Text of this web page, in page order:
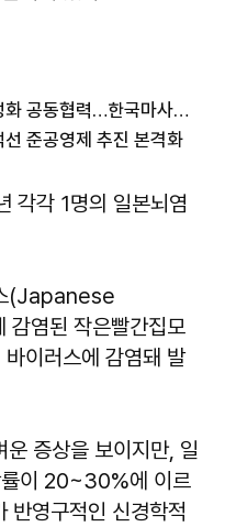
경북도, 대경권 말산업 특구 활성화 공동협력…한국마사회 영천 유치 힘 모아
준공영제 추진 본격화
각각 1명의 일본뇌염
(Japanese
염된 작은빨간집모
이러스에 감염돼 발
증상을 보이지만, 일
률이 20~30%에 이르
영구적인 신경학적